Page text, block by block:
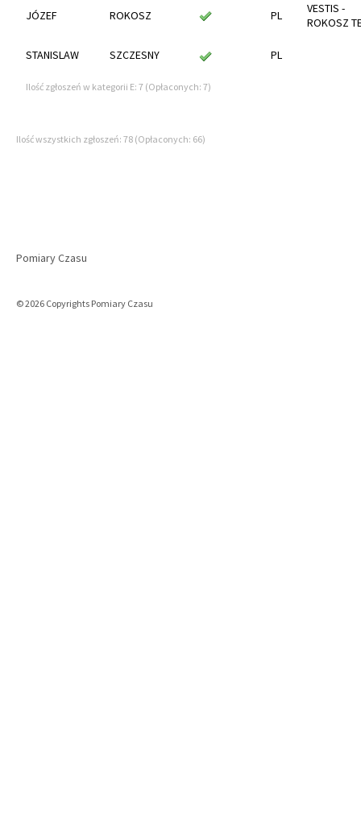
JÓZEF ROKOSZ PL
VESTIS -
ROKOSZ
STANISLAW SZCZESNY PL
Ilość zgłoszeń w kategorii E: 7 (Opłaconych: 7)
Ilość wszystkich zgłoszeń: 78 (Opłaconych: 66)
Pomiary Czasu
© 2026 Copyrights Pomiary Czasu